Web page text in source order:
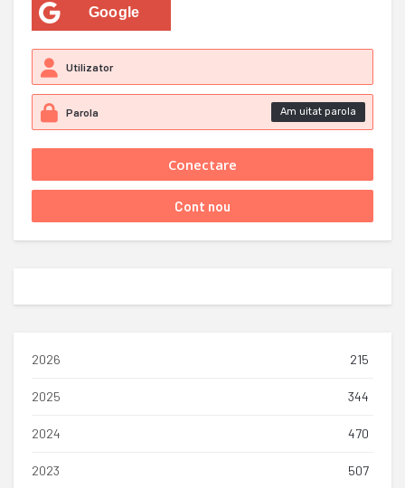
Google
Am uitat parola
2026 215
2025 344
2024 470
2023 507